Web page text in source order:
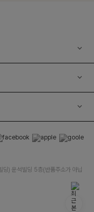
) 운석빌딩 5층(반품주소가 아닙